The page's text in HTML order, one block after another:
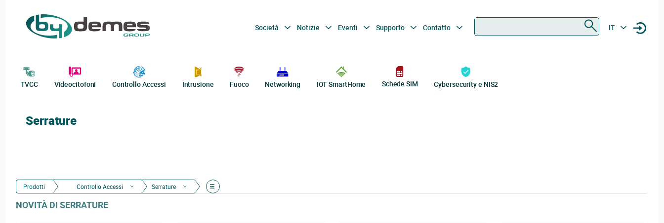
Società Notizie Eventi Supporto Contatto IT
TVCC Videocitofoni Controllo Accessi Intrusione Fuoco Networking IOT SmartHome Schede SIM Cybersecurity e NIS2
Serrature
Prodotti Controllo Accessi Serrature
NOVITÀ DI SERRATURE